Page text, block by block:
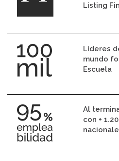
Listing
Líderes
mundo
Escuela
Al
con +